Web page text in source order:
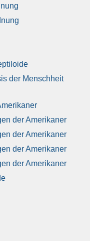
der Mensch­heit
der Ame­ri­ka­ner
der Ame­ri­ka­ner
der Ame­ri­ka­ner
der Ame­ri­ka­ner